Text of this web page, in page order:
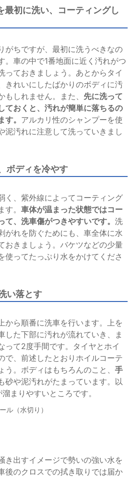
最初に洗い、コーティングし
がちですが、最初に洗うべきなの
。車の中で1番地面に近く汚れがつ
っておきましょう。あとからタイ
きれいにしたばかりのボディに汚
しれません。また、 先に洗って
ておくと、汚れが簡単に落ちるの
。 アルカリ性のシャンプーを使
泥汚れに注意して洗っていきまし
ボディを冷やす
く、紫外線によってコーティング
す。車体が温まった状態ではコー
て、洗車傷がつきやすいです。洗
がれを防ぐためにも、車全体に水
おきましょう。バケツなどの少量
使ってたっぷり水をかけてくださ
い落とす
から順番に洗車を行います。上を
した下部に汚れが流れていき、ま
って2度手間です。タイヤとホイ
で、前述したとおりホイルコーテ
う。ボディはもちろんのこと、手
砂や泥汚れがたまっています。以
まりやすいところです。
ル（水切り）
き出すイメージで勢いの強い水を
後のクロスでの拭き取りでは届か